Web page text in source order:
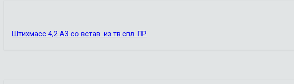
Штихмасс 4,2 А3 со встав. из тв.спл. ПР